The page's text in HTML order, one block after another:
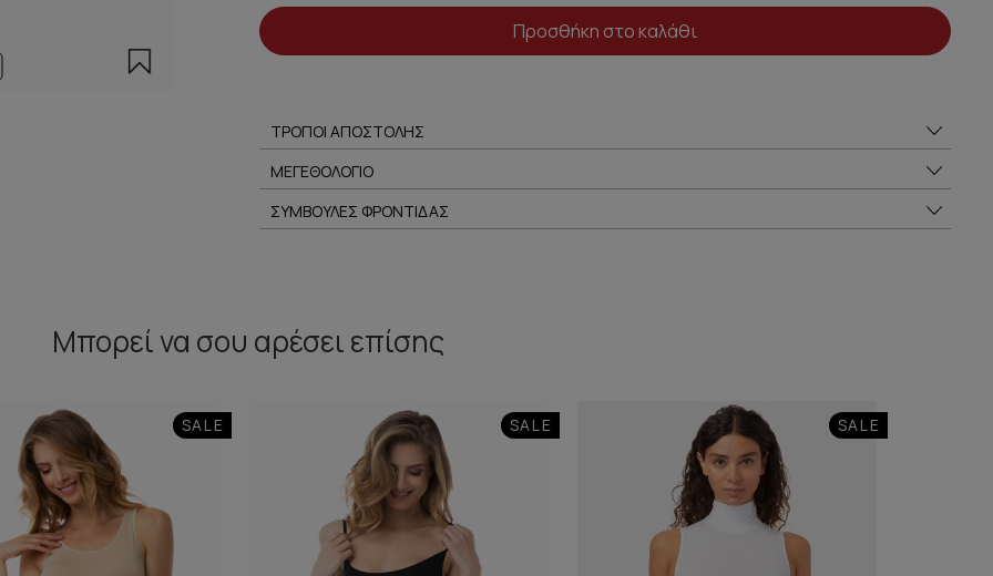
Προσθήκη στο καλάθι
ΤΡΟΠΟΙ ΑΠΟΣΤΟΛΗΣ
ΜΕΓΕΘΟΛΟΓΙΟ
ΣΥΜΒΟΥΛΕΣ ΦΡΟΝΤΙΔΑΣ
Μπορεί να σου αρέσει επίσης
SALE SALE SALE